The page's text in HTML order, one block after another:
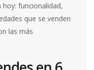
funcionalidad,
que se venden
las más